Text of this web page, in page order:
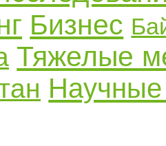
Бизнес
Тяжелые
Научные